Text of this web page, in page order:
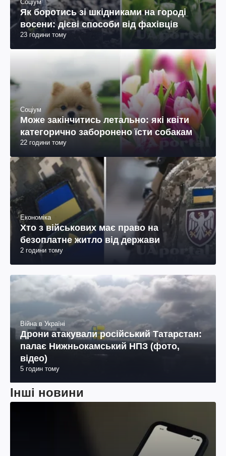
Соціум
Як боротись зі шкідниками на городі
восени: дієві способи від фахівців
23 години тому
Соціум
Може закінчитись летально: які квіти
категорично заборонено їсти собакам
22 години тому
Економіка
Хто з військових має право на
безоплатне житло від держави
2 години тому
Війна в Україні
Дрони атакували російський Татарстан:
палає Нижньокамський НПЗ (фото,
відео)
5 годин тому
Інші новини